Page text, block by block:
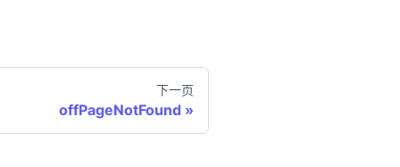
下一页
offPageNotFound